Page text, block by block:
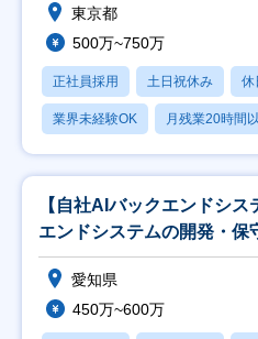
東京都
500万~750万
正社員採用 土日祝休み 休
業界未経験OK 月残業20時間
【自社AIバックエンドシ
エンドシステムの開発・保
ス
愛知県
450万~600万